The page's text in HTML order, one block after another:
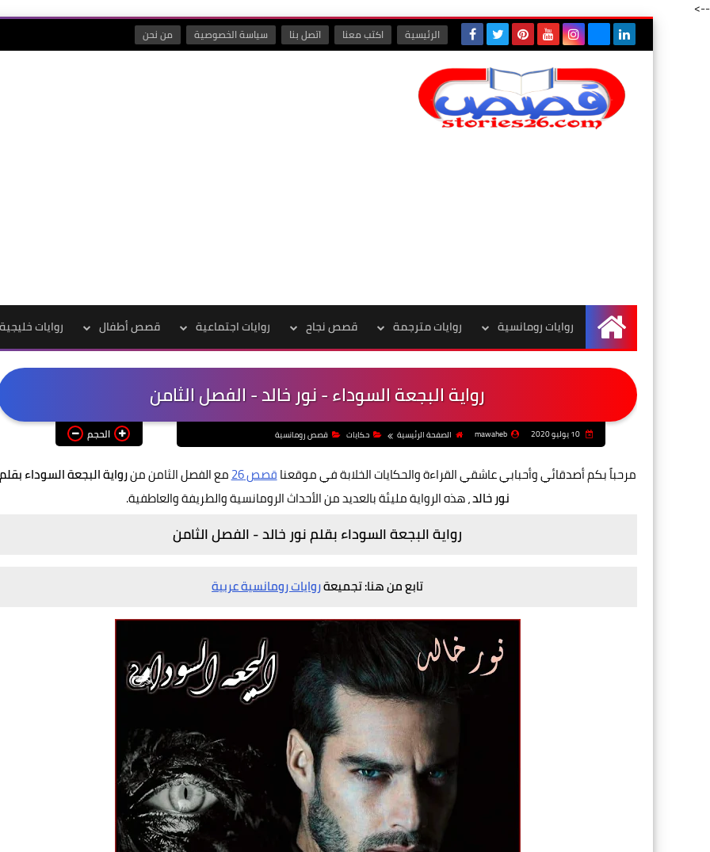
-->
الرئيسية اكتب معنا اتصل بنا سياسة الخصوصية من نحن
الرئيسية
روايات رومانسية روايات مترجمة قصص نجاح روايات اجتماعية قصص أطفال روايات خليجية
رواية البجعة السوداء - نور خالد - الفصل الثامن
10 يوليو 2020 mawaheb الصفحة الرئيسية حكايات قصص رومانسية الحجم
مرحباً بكم أصدقائي وأحبابي عاشقي القراءة والحكايات الخلابة في موقعناقصص 26 مع الفصل الثامن منرواية البجعة السوداء
نورخالد، هذه الرواية مليئة بالعديد من الأحداث الرومانسية والطريفة والعاطفية.
رواية البجعة السوداء بقلم نور خالد - الفصل الثامن
تابع من هنا: تجميعةروايات رومانسية عربية